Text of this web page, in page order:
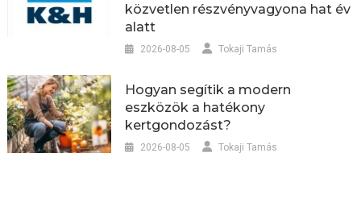
közvetlen részvényvagyona hat év
alatt
2026-08-05 Tokaji Tamás
Hogyan segítik a modern
eszközök a hatékony
kertgondozást?
2026-08-05 Tokaji Tamás